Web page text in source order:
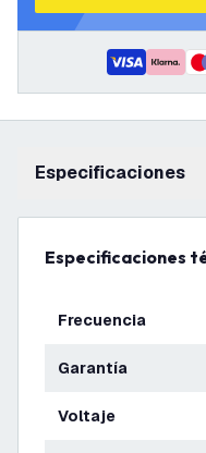
Especificaciones
Especificaciones
Frecuencia
Garantía
Voltaje